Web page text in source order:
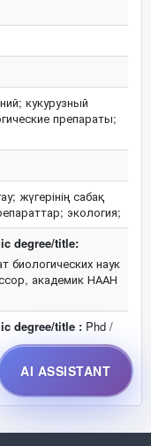
кукурузный
препараты;
жүгерінің сабақ
экология;
degree/title:
биологических наук
академик НААН
degree/title : Phd /
AI ASSISTANT